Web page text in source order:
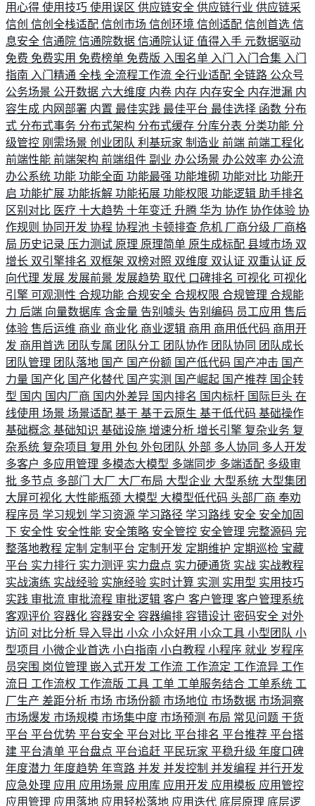
用心得 使用技巧 使用误区 供应链安全 供应链行业 供应链采
信创 信创全栈适配 信创市场 信创环境 信创适配 信创首选 信
息安全 信通院 信通院数据 信通院认证 值得入手 元数据驱动
免费 免费实用 免费榜单 免费版 入围名单 入门 入门合集 入门
指南 入门精通 全栈 全流程工作流 全行业适配 全链路 公众号
公务场景 公开数据 六大维度 内卷 内存 内存安全 内存泄漏 内
容生成 内网部署 内置 最佳实践 最佳平台 最佳选择 函数 分布
式 分布式事务 分布式架构 分布式缓存 分库分表 分类功能 分
级管控 刚需场景 创业团队 利基玩家 制造业 前端 前端工程化
前端性能 前端架构 前端组件 副业 办公场景 办公效率 办公流
办公系统 功能 功能全面 功能最强 功能堆砌 功能对比 功能开
启 功能扩展 功能拆解 功能拓展 功能权限 功能逻辑 助手排名
区别对比 医疗 十大趋势 十年变迁 升腾 华为 协作 协作体验 协
作规则 协同开发 协程 协程池 卡顿排查 危机 厂商分级 厂商格
局 历史记录 压力测试 原理 原理简单 原生成标配 县域市场 双
增长 双引擎排名 双框架 双榜对照 双维度 双认证 双重认证 反
向代理 发展 发展前景 发展趋势 取代 口碑排名 可视化 可视化
引擎 可观测性 合规功能 合规安全 合规权限 合规管理 合规能
力 后端 向量数据库 含金量 告别噱头 告别编码 员工应用 售后
体验 售后运维 商业 商业化 商业逻辑 商用 商用低代码 商用开
发 商用首选 团队专属 团队分工 团队协作 团队协同 团队成长
团队管理 团队落地 国产 国产份额 国产低代码 国产冲击 国产
力量 国产化 国产化替代 国产实测 国产崛起 国产推荐 国企转
型 国内 国内厂商 国内外差异 国内排名 国内标杆 国际巨头 在
线使用 场景 场景适配 基于 基于云原生 基于低代码 基础操作
基础概念 基础知识 基础设施 增速分析 增长引擎 复杂业务 复
杂系统 复杂项目 复用 外包 外包团队 外部 多人协同 多人开发
多客户 多应用管理 多模态大模型 多端同步 多端适配 多级审
批 多节点 多部门 大厂 大厂布局 大型企业 大型系统 大型集团
大屏可视化 大性能瓶颈 大模型 大模型低代码 头部厂商 奉劝
程序员 学习规划 学习资源 学习路径 学习路线 安全 安全加固
下 安全性 安全性能 安全策略 安全管控 安全管理 完整源码 完
整落地教程 定制 定制平台 定制开发 定期维护 定期巡检 宝藏
平台 实力排行 实力测评 实力盘点 实力硬通货 实战 实战教程
实战演练 实战经验 实施经验 实时计算 实测 实用型 实用技巧
实践 审批流 审批流程 审批逻辑 客户 客户管理 客户管理系统
客观评价 容器化 容器安全 容器编排 容错设计 密码安全 对外
访问 对比分析 导入导出 小众 小众好用 小众工具 小型团队 小
型项目 小微企业首选 小白指南 小白教程 小程序 就业 岁程序
员突围 岗位管理 嵌入式开发 工作流 工作流定 工作流异 工作
流日 工作流权 工作流版 工具 工单 工单服务结合 工单系统 工
厂生产 差距分析 市场 市场份额 市场地位 市场数据 市场洞察
市场爆发 市场规模 市场集中度 市场预测 布局 常见问题 干货
平台 平台优势 平台安全 平台对比 平台排名 平台推荐 平台搭
建 平台清单 平台盘点 平台追赶 平民玩家 平稳升级 年度口碑
年度潜力 年度趋势 年弯路 并发 并发控制 并发编程 并行开发
应急处理 应用 应用场景 应用库 应用开发 应用模板 应用管控
应用管理 应用落地 应用轻松落地 应用迭代 底层原理 底层逻